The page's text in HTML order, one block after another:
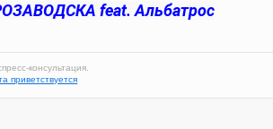
feat. Альбатрос
консультация.
приветствуется